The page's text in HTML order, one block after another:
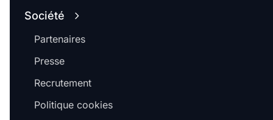
Société
Partenaires
Presse
Recrutement
Politique cookies